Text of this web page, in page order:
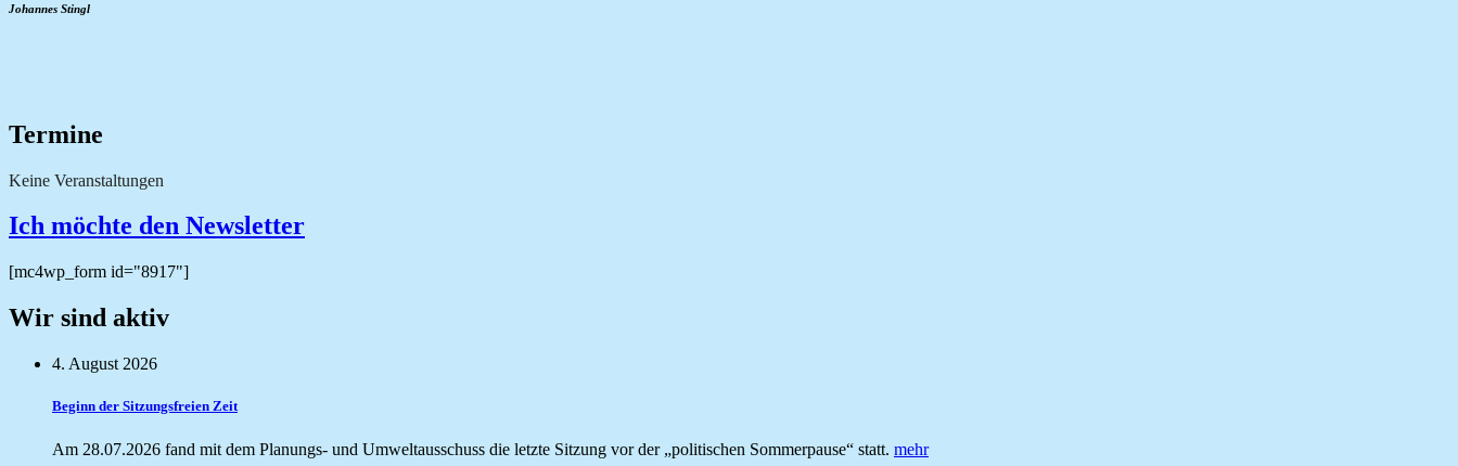
Johannes Stingl
Termine
Keine Veranstaltungen
Ich möchte den Newsletter
[mc4wp_form id="8917"]
Wir sind aktiv
4. August 2026
Beginn der Sitzungsfreien Zeit
Am 28.07.2026 fand mit dem Planungs- und Umweltausschuss die letzte Sitzung vor der „politischen Sommerpause“ statt. mehr